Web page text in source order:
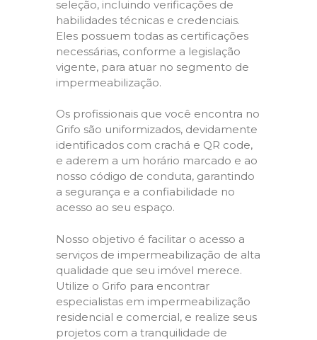
seleção, incluindo verificações de
habilidades técnicas e credenciais.
Eles possuem todas as certificações
necessárias, conforme a legislação
vigente, para atuar no segmento de
impermeabilização.
Os profissionais que você encontra no
Grifo são uniformizados, devidamente
identificados com crachá e QR code,
e aderem a um horário marcado e ao
nosso código de conduta, garantindo
a segurança e a confiabilidade no
acesso ao seu espaço.
Nosso objetivo é facilitar o acesso a
serviços de impermeabilização de alta
qualidade que seu imóvel merece.
Utilize o Grifo para encontrar
especialistas em impermeabilização
residencial e comercial, e realize seus
projetos com a tranquilidade de